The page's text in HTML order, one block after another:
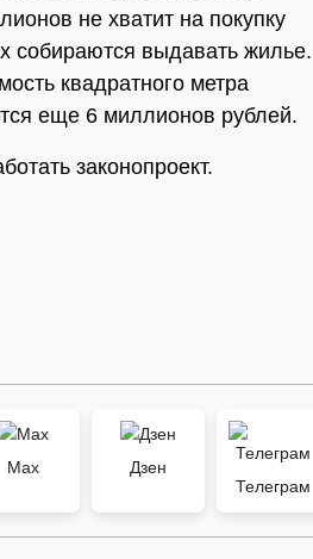
не хватит на покупку
собираются выдавать жилье.
квадратного метра
еще 6 миллионов рублей.
законопроект.
Max
Дзен
Телеграм